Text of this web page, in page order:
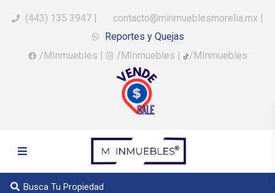
(443) 135 3947 | contacto@minmueblesmorelia.mx |
Reportes y Quejas
/MInmuebles | /MInmuebles | /MInmuebles
Busca Tu Propiedad